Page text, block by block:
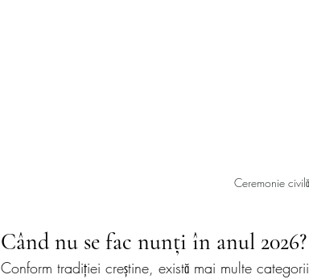
Ceremonie
Când nu se fac nunți în anul 2026?
Conform tradiției creștine, există mai multe